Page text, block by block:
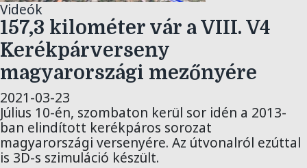
Videók
157,3 kilométer vár a VIII. V4
Kerékpárverseny
magyarországi mezőnyére
2021-03-23
Július 10-én, szombaton kerül sor idén a 2013-
ban elindított kerékpáros sorozat
magyarországi versenyére. Az útvonalról ezúttal
is 3D-s szimuláció készült.